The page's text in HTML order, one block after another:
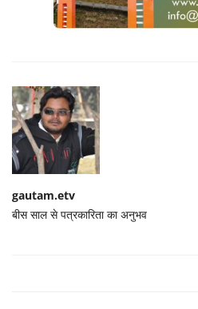
gautam.etv
बीस साल से पत्रकारिता का अनुभव